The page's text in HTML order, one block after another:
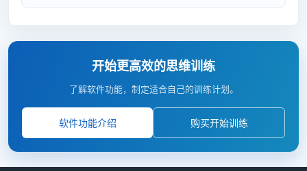
开始更高效的思维训练
了解软件功能，制定适合自己的训练计划。
软件功能介绍 购买开始训练